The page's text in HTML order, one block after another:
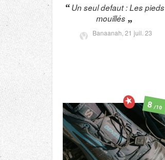
Un seul defaut : Les pieds
mouillés
Banaanah, 21 juil. 23
8/10